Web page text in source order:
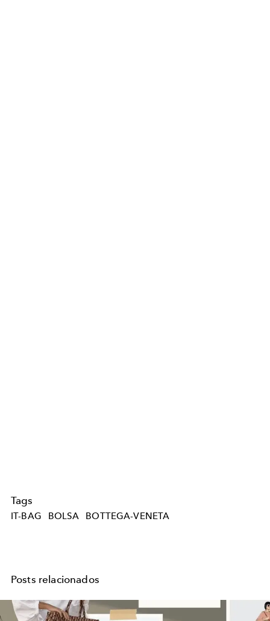
Tags
IT-BAG BOLSA BOTTEGA-VENETA
Posts relacionados